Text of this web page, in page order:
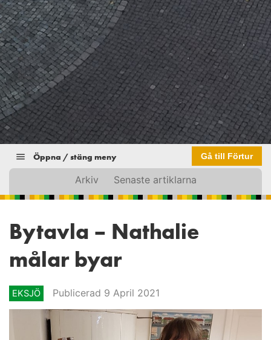
Öppna / stäng meny Gå till Förtur
Arkiv Senaste artiklarna
Bytavla – Nathalie
målar byar
EKSJÖ Publicerad 9 April 2021